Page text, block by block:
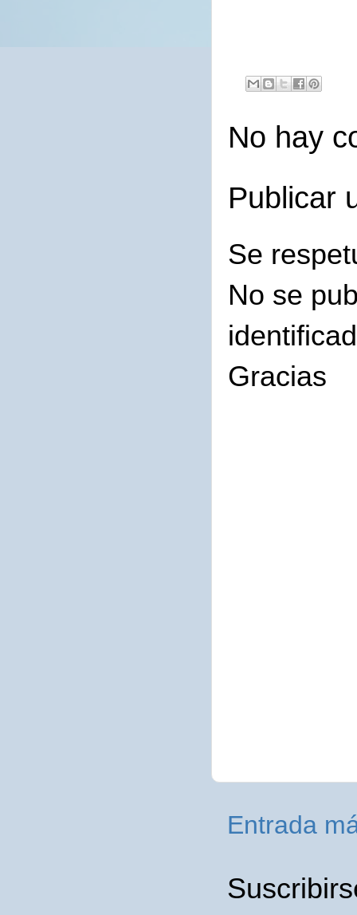
No hay
Publicar
Se
No se
Gracias
Entrada